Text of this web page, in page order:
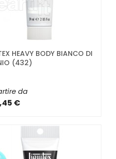
HEAVY BODY BIANCO DI
(432)
da
€